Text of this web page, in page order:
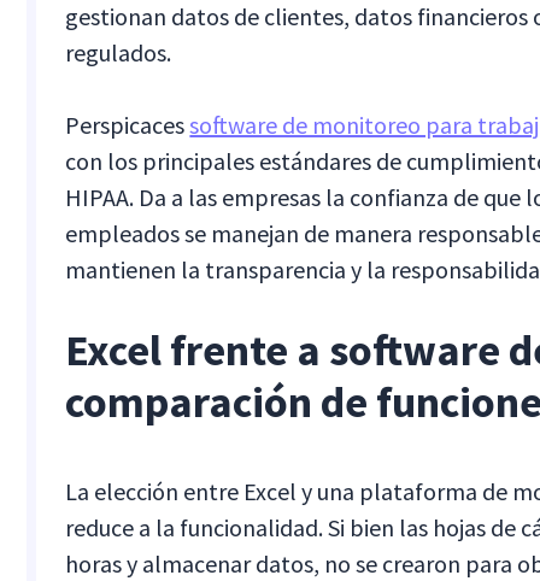
gestionan datos de clientes, datos financieros
regulados.
Perspicacessoftware de monitoreo para
con los principales estándares de
HIPAA. Da a las empresas la confianza de que
empleados se manejan de manera
mantienen la transparencia y la
Excel frente a software
comparación de
La elección entre Excel y una plataforma de
reduce a la funcionalidad. Si bien las hojas de
horas y almacenar datos, no se crearon para